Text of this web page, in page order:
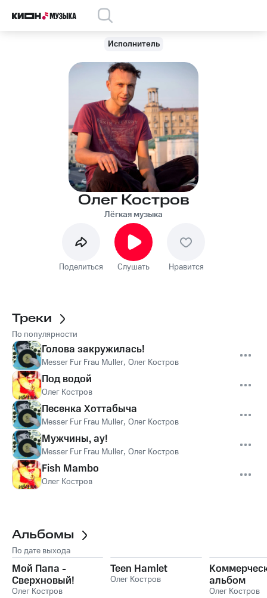
Исполнитель
Олег Костров
Лёгкая музыка
Поделиться Слушать Нравится
Треки
По популярности
Голова закружилась!
Messer Fur Frau Muller, Олег Костров
Под водой
Олег Костров
Песенка Хоттабыча
Messer Fur Frau Muller, Олег Костров
Мужчины, ау!
Messer Fur Frau Muller, Олег Костров
Fish Mambo
Олег Костров
Альбомы
По дате выхода
Мой Папа -
Сверхновый!
Олег Костров
Teen Hamlet
Олег Костров
альбом
Олег Костров